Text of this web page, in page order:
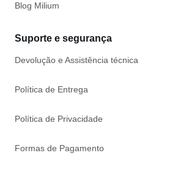
Blog Milium
Suporte e segurança
Devolução e Assistência técnica
Política de Entrega
Política de Privacidade
Formas de Pagamento